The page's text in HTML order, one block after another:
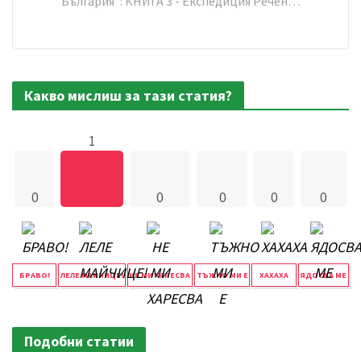
Какво мислиш за тази статия?
0
БРАВО!
1
ЛЕЛЕ МАЙЧИЦЕ!
0
НЕ МИ ХАРЕСВА
0
ТЪЖНО МИ Е
0
ХАХАХА
0
ЯДОСВА МЕ
Подобни статии